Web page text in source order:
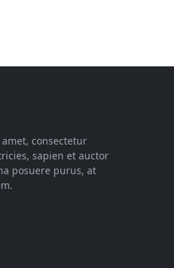
consectetur
sapien et auctor
posuere purus, at